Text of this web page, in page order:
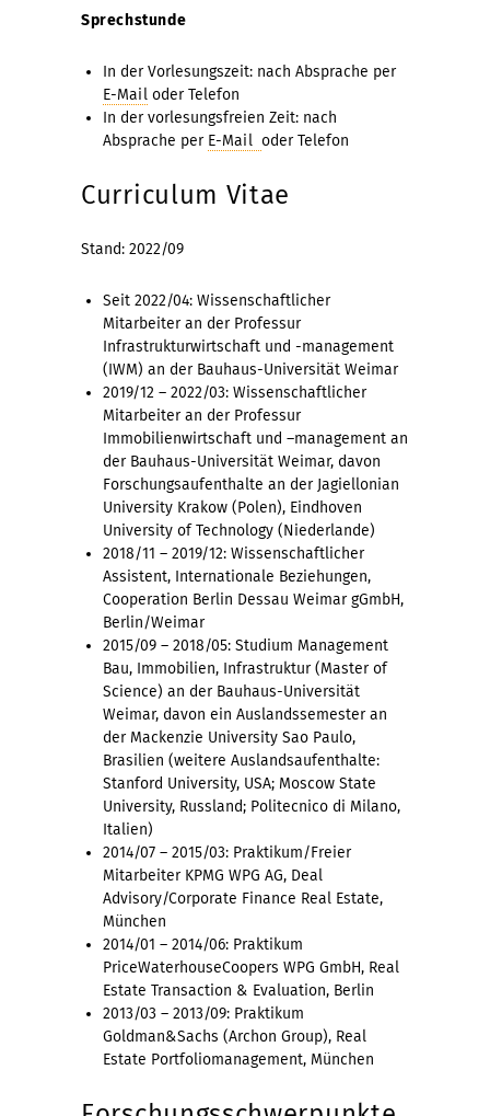
Sprechstunde
In der Vorlesungszeit: nach Absprache per
E-Mailoder Telefon
In der vorlesungsfreien Zeit: nach
Absprache per E-Mail oder Telefon
Curriculum Vitae
Stand: 2022/09
Seit 2022/04: Wissenschaftlicher
Mitarbeiter an der Professur
Infrastrukturwirtschaft und -management
(IWM) an der Bauhaus-Universität Weimar
2019/12 – 2022/03: Wissenschaftlicher
Mitarbeiter an der Professur
Immobilienwirtschaft und –management an
der Bauhaus-Universität Weimar, davon
Forschungsaufenthalte an der Jagiellonian
University Krakow (Polen), Eindhoven
University of Technology (Niederlande)
2018/11 – 2019/12: Wissenschaftlicher
Assistent, Internationale Beziehungen,
Cooperation Berlin Dessau Weimar gGmbH,
Berlin/Weimar
2015/09 – 2018/05: Studium Management
Bau, Immobilien, Infrastruktur (Master of
Science) an der Bauhaus-Universität
Weimar, davon ein Auslandssemester an
der Mackenzie University Sao Paulo,
Brasilien (weitere Auslandsaufenthalte:
Stanford University, USA; Moscow State
University, Russland; Politecnico di Milano,
Italien)
2014/07 – 2015/03: Praktikum/Freier
Mitarbeiter KPMG WPG AG, Deal
Advisory/Corporate Finance Real Estate,
München
2014/01 – 2014/06: Praktikum
PriceWaterhouseCoopers WPG GmbH, Real
Estate Transaction & Evaluation, Berlin
2013/03 – 2013/09: Praktikum
Goldman&Sachs (Archon Group), Real
Estate Portfoliomanagement, München